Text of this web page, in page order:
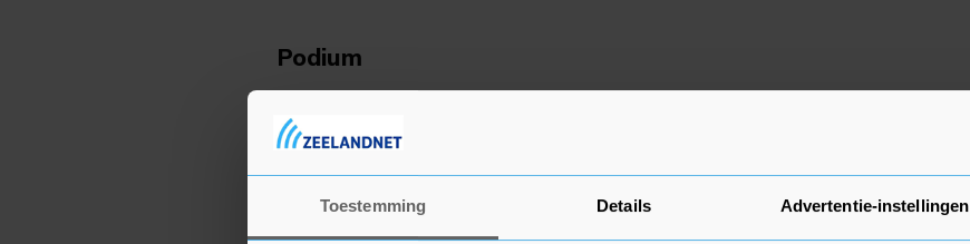
Toestemming Details Advertentie-instellingen
Podium
De thriller is het derde deel uit de serie ‘Zeeuws Bloed’. De
eerste twee zijn uitgegeven door
derde deel heeft De Boevere zelf een uitgeverij opgericht:
‘Zeeuws Bloed.